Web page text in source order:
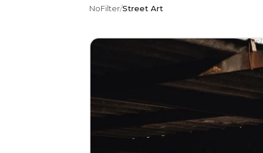
NoFilter/Street Art